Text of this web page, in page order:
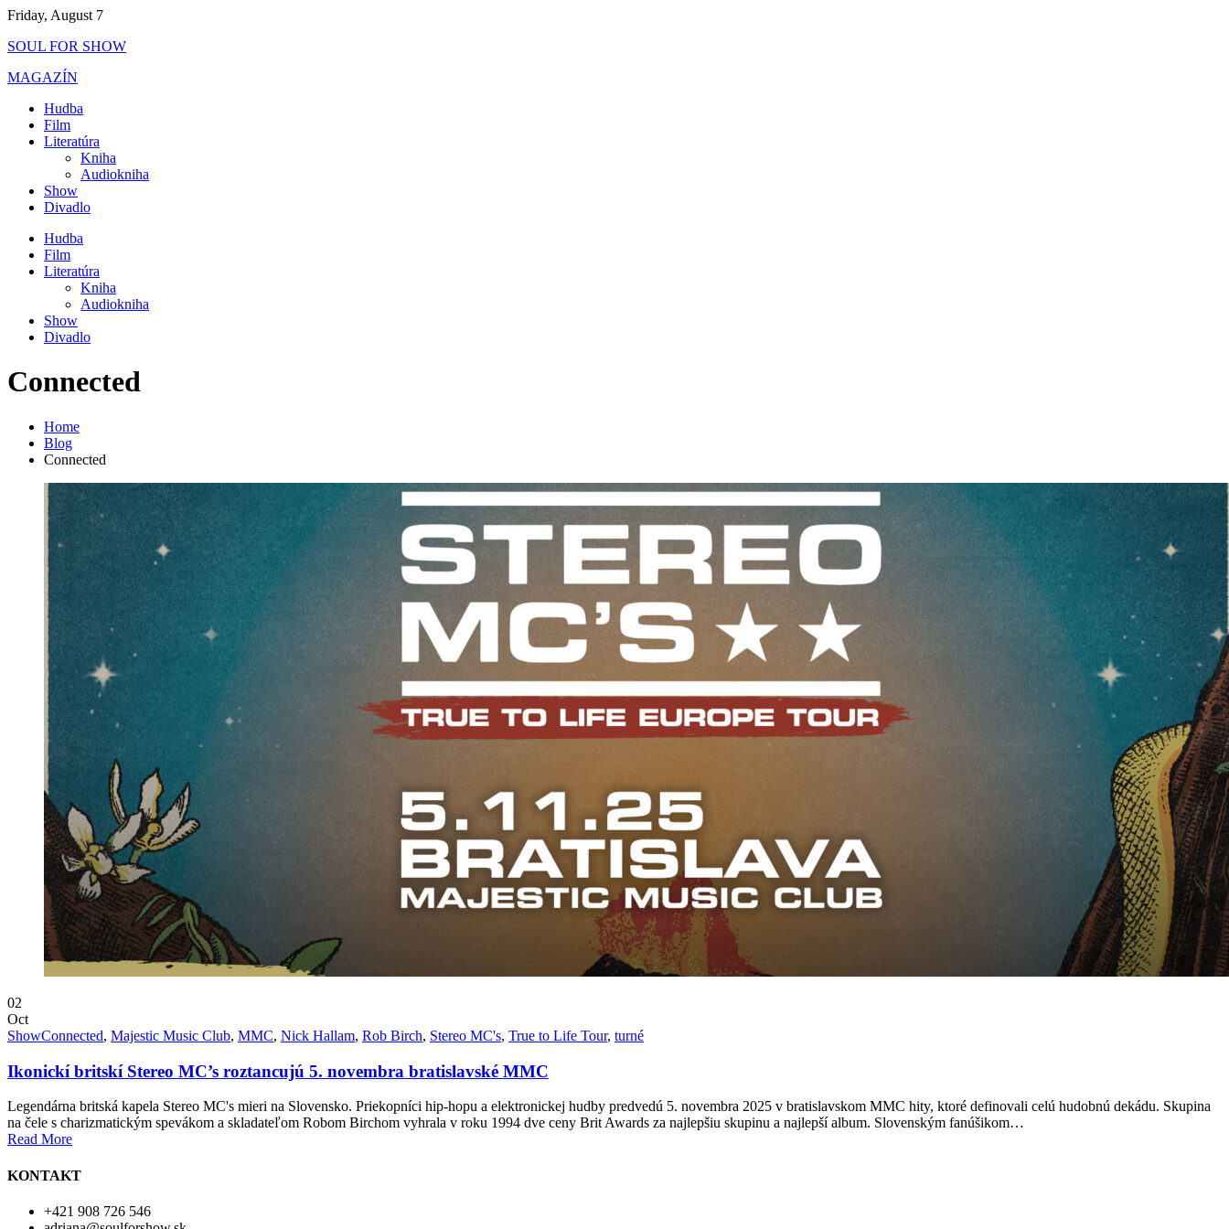
Skip
content
Friday, August 7
SOUL FOR SHOW
MAGAZÍN
Hudba
Film
Literatúra
Kniha
Audiokniha
Show
Divadlo
Hudba
Film
Literatúra
Kniha
Audiokniha
Show
Divadlo
Connected
Home
Blog
Connected
02
Oct
ShowConnected, Majestic Music Club, MMC, Nick Hallam, Rob Birch, Stereo MC's, True to Life Tour, turné
Ikonickí britskí Stereo MC’s roztancujú 5. novembra bratislavské MMC
Legendárna britská kapela Stereo MC's mieri na Slovensko. Priekopníci hip-hopu a elektronickej hudby predvedú 5. novembra 2025 v bratislavskom MMC hity, ktoré definovali celú hudobnú dekádu. Skupina
na čele s charizmatickým spevákom a skladateľom Robom Birchom vyhrala v roku 1994 dve ceny Brit Awards za najlepšiu skupinu a najlepší album. Slovenským fanúšikom…
Read More
KONTAKT
+421 908 726 546